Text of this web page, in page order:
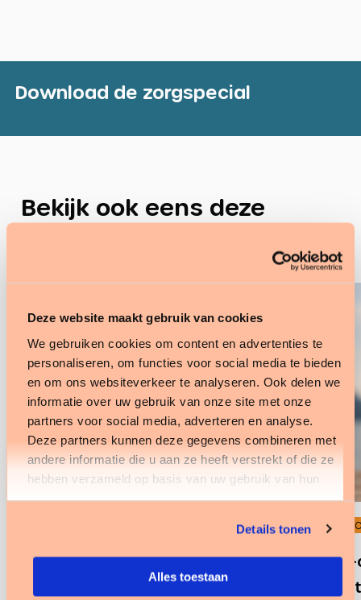
Deze website maakt gebruik van cookies
We gebruiken cookies om content en advertenties te
personaliseren, om functies voor social media te bieden
en om ons websiteverkeer te analyseren. Ook delen we
informatie over uw gebruik van onze site met onze
partners voor social media, adverteren en analyse.
Deze partners kunnen deze gegevens combineren met
andere informatie die u aan ze heeft verstrekt of die ze
hebben verzameld op basis van uw gebruik van hun
services.
Details tonen
Alles toestaan
Download de zorgspecial
Bekijk ook eens deze
Pgb in de Wlz 2026: actuele
verplichtingen en wijzigingen op een